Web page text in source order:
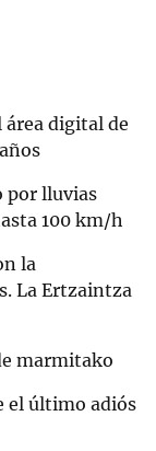
área digital de
por lluvias
100 km/h
la
La Ertzaintza
marmitako
el último adiós